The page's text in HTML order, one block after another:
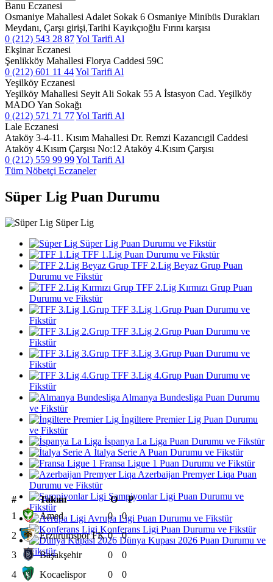
Banu Eczanesi
Osmaniye Mahallesi Adalet Sokak 6 Osmaniye Minibüs Durakları
Meydanı, Çarşı girişi,Tarihi Kayıkçıoğlu Fırını karşısı
0 (212) 543 28 87Yol Tarifi Al
Ekşinar Eczanesi
Şenlikköy Mahallesi Florya Caddesi 59C
0 (212) 601 11 44Yol Tarifi Al
Yeşilköy Eczanesi
Yeşilköy Mahallesi Seyit Ali Sokak 55 A İstasyon Cad. Yeşilköy
MADO Yan Sokağı
0 (212) 571 71 77Yol Tarifi Al
Lale Eczanesi
Ataköy 3-4-11. Kısım Mahallesi Dr. Remzi Kazancıgil Caddesi
Ataköy 4.Kısım Çarşısı No:12 Ataköy 4.Kısım Çarşısı
0 (212) 559 99 99Yol Tarifi Al
Tüm Nöbetçi Eczaneler
Süper Lig Puan Durumu
Süper Lig
Süper Lig Puan Durumu ve Fikstür
TFF 1.Lig Puan Durumu ve Fikstür
TFF 2.Lig Beyaz Grup Puan
Durumu ve Fikstür
TFF 2.Lig Kırmızı Grup Puan
Durumu ve Fikstür
TFF 3.Lig 1.Grup Puan Durumu ve
Fikstür
TFF 3.Lig 2.Grup Puan Durumu ve
Fikstür
TFF 3.Lig 3.Grup Puan Durumu ve
Fikstür
TFF 3.Lig 4.Grup Puan Durumu ve
Fikstür
Almanya Bundesliga Puan Durumu
ve Fikstür
İngiltere Premier Lig Puan Durumu
ve Fikstür
İspanya La Liga Puan Durumu ve Fikstür
İtalya Serie A Puan Durumu ve Fikstür
Fransa Ligue 1 Puan Durumu ve Fikstür
Azerbaijan Premyer Liqa Puan
Durumu ve Fikstür
Şampiyonlar Ligi Puan Durumu ve
Fikstür
Avrupa Ligi Puan Durumu ve Fikstür
Konferans Ligi Puan Durumu ve Fikstür
Dünya Kupası 2026 Puan Durumu ve
Fikstür
# Takım O
P
1
Amed 0
0
2
Erzurumspor FK 0
0
3
Başakşehir 0
0
4
Kocaelispor 0 0